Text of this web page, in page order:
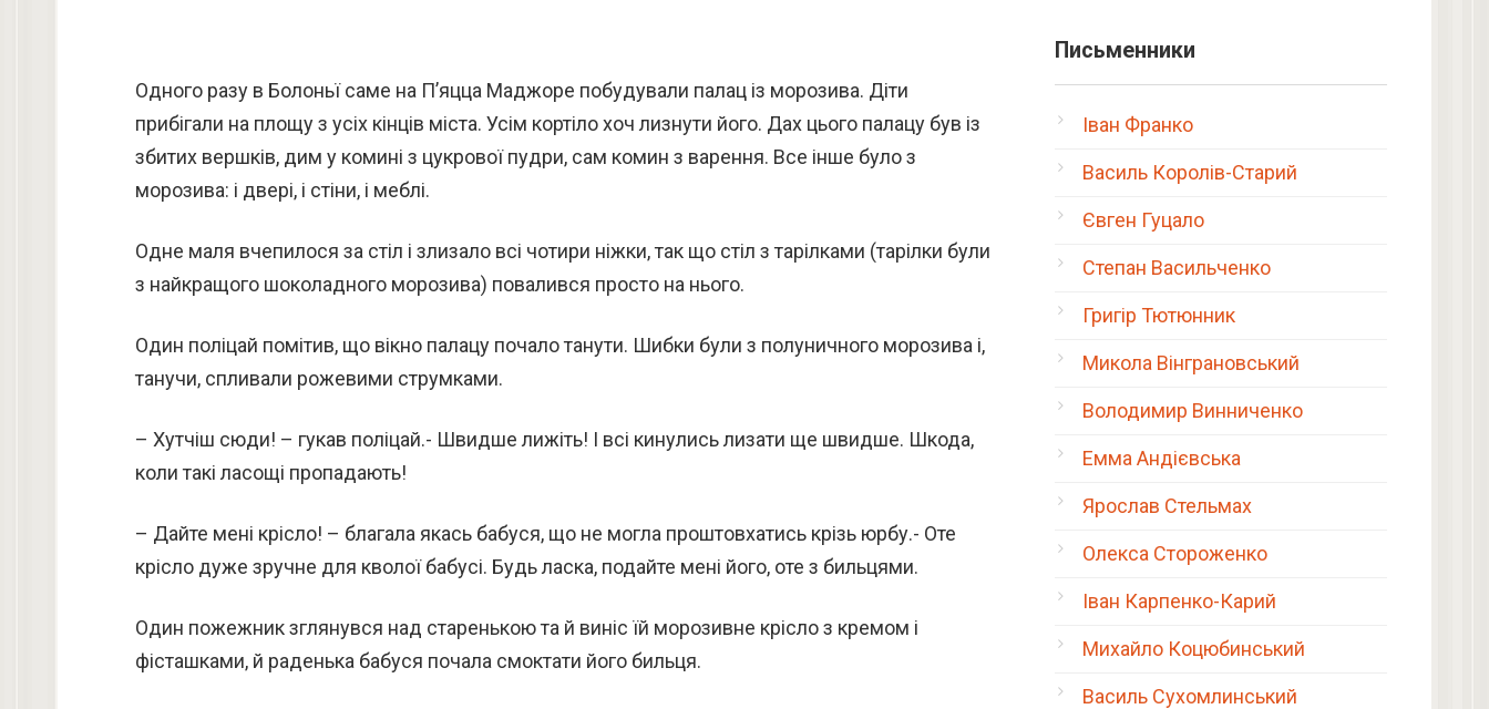
Одного разу в Болоньї саме на П’яцца Маджоре побудували палац із морозива. Діти
прибігали на площу з усіх кінців міста. Усім кортіло хоч лизнути його. Дах цього палацу був із
збитих вершків, дим у комині з цукрової пудри, сам комин з варення. Все інше було з
морозива: і двері, і стіни, і меблі.
Одне маля вчепилося за стіл і злизало всі чотири ніжки, так що стіл з тарілками (тарілки були
з найкращого шоколадного морозива) повалився просто на нього.
Один поліцай помітив, що вікно палацу почало танути. Шибки були з полуничного морозива і,
танучи, спливали рожевими струмками.
– Хутчіш сюди! – гукав поліцай.- Швидше лижіть! І всі кинулись лизати ще швидше. Шкода,
коли такі ласощі пропадають!
– Дайте мені крісло! – благала якась бабуся, що не могла проштовхатись крізь юрбу.- Оте
крісло дуже зручне для кволої бабусі. Будь ласка, подайте мені його, оте з бильцями.
Один пожежник зглянувся над старенькою та й виніс їй морозивне крісло з кремом і
фісташками, й раденька бабуся почала смоктати його бильця.
Письменники
Іван Франко
Василь Королів-Старий
Євген Гуцало
Степан Васильченко
Григір Тютюнник
Микола Вінграновський
Володимир Винниченко
Емма Андієвська
Ярослав Стельмах
Олекса Стороженко
Іван Карпенко-Карий
Михайло Коцюбинський
Василь Сухомлинський